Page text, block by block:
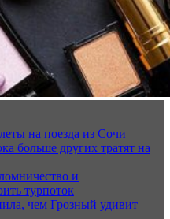
на поезда из Сочи
больше других тратят на
и
турпоток
чем Грозный удивит